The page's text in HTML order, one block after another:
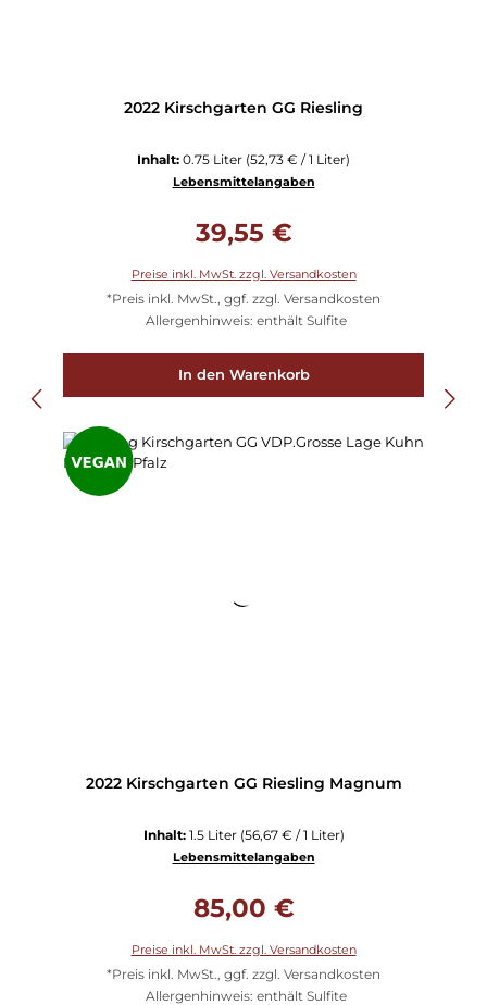
2022 Kirschgarten GG Riesling
Inhalt: 0.75 Liter (52,73 € / 1 Liter)
Lebensmittelangaben
39,55 €
Preise inkl. MwSt. zzgl. Versandkosten
*Preis inkl. MwSt., ggf. zzgl. Versandkosten
Allergenhinweis: enthält Sulfite
In den Warenkorb
2022 Kirschgarten GG Riesling Magnum
Inhalt: 1.5 Liter (56,67 € / 1 Liter)
Lebensmittelangaben
85,00 €
Preise inkl. MwSt. zzgl. Versandkosten
*Preis inkl. MwSt., ggf. zzgl. Versandkosten
Allergenhinweis: enthält Sulfite